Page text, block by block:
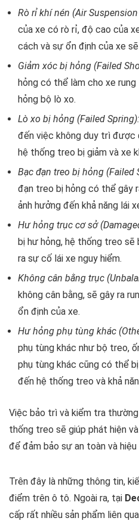
Rò rỉ khí nén (Air Suspension
của xe có rò rỉ, độ cao của
cách và sự ổn định của xe sẽ
Giảm xóc bị hỏng (Failed
hỏng có thể làm cho xe
hỏng bộ lò xo.
Lò xo bị hỏng (Failed Spring):
đến việc không duy trì được
hệ thống treo bị giảm và xe
Bạc đạn treo bị hỏng (Failed
đạn treo bị hỏng có thể gây
ảnh hưởng đến khả năng lái
Hư hỏng trục cơ sở
bị hư hỏng, hệ thống treo sẽ
ra sự cố lái xe nguy hiểm.
Không cân bằng trục
không cân bằng, sẽ gây ra
ổn định của xe.
Hư hỏng phụ tùng khác
phụ tùng khác như bộ treo,
phụ tùng khác cũng có thể
đến hệ thống treo và khả
Việc bảo trì và kiểm tra
thống treo sẽ giúp phát hiện
để đảm bảo sự an toàn và
Trên đây là những thông tin,
điểm trên ô tô. Ngoài ra, tại
cấp rất nhiều sản phẩm liên